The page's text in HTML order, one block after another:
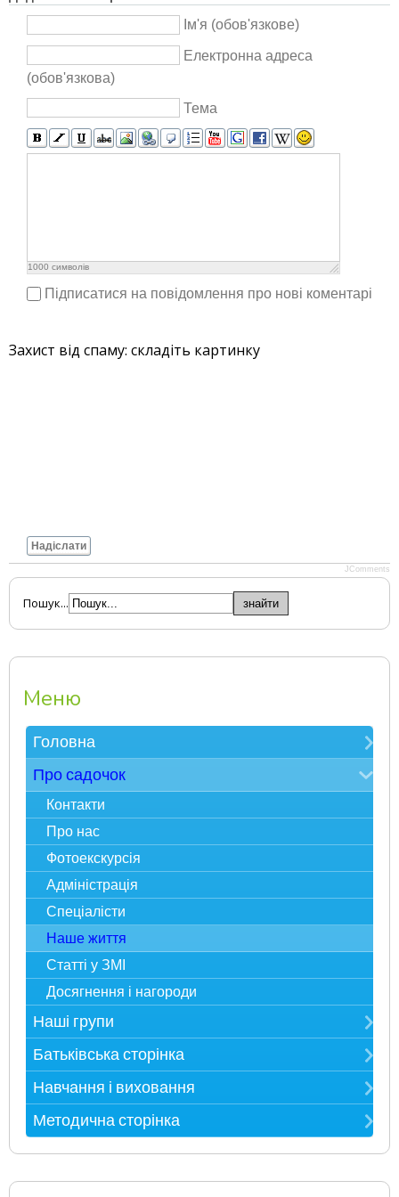
Ім'я (обов'язкове)
Електронна адреса
(обов'язкова)
Тема
1000 символів
Підписатися на повідомлення про нові коментарі
Захист від спаму: складіть картинку
Надіслати
JComments
Пошук...
Меню
Головна
Зверніть увагу
Електронна реєстрація в ЗДО
Карта сайту
Про садочок
Контакти
Про нас
Фотоекскурсія
Адміністрація
Спеціалісти
Наше життя
Статті у ЗМІ
Досягнення і нагороди
Наші групи
Мудрійки
Розумники
Всезнайки
Несумуйки
Пустунчики
Фантазерики
Батьківська сторінка
Публічна інформація
Загальні правила ЗДО
Бланки документів
Навчання і виховання
Режим дня
Методична сторінка
Метод. рекомендації
Все для атестації